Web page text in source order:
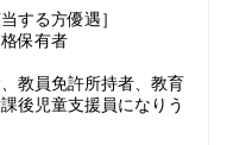
する方優遇］
保有者
教員免許所持者、教育
後児童支援員になりう